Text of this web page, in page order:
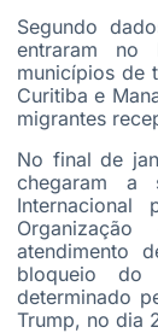
Segundo
entraram no
municípios de
Curitiba e
migrantes
No final de
chegaram a
atendimento
bloqueio
determinado
Trump, no dia